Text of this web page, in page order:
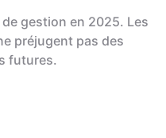
gestion en 2025. Les
préjugent pas des
futures.